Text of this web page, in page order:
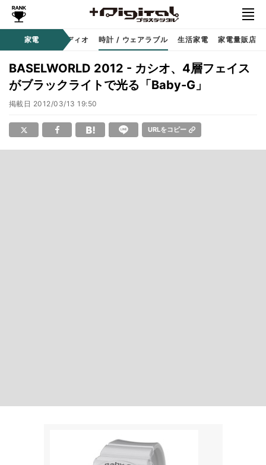
家電
サウンド / オーディオ 時計 / ウェアラブル 生活家電 家電量販店
BASELWORLD 2012 - カシオ、4層フェイス
がブラックライトで光る「Baby-G」
掲載日 2012/03/13 19:50
URLをコピー